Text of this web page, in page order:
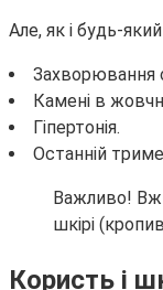
Але, як і будь-
Захворювання
Камені в
Гіпертонія.
Останній
Важливо!
шкірі
Користь і